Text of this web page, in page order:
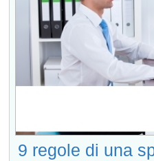
9 regole di una